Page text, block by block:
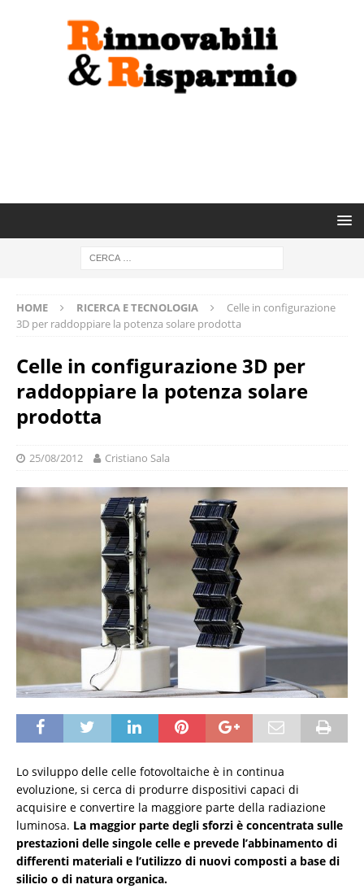
HOME RICERCA E TECNOLOGIA
Celle in configurazione
3D per raddoppiare la potenza solare prodotta
Celle in configurazione 3D per
raddoppiare la potenza solare
prodotta
25/08/2012 Cristiano Sala
Lo sviluppo delle celle fotovoltaiche è in continua
evoluzione, si cerca di produrre dispositivi capaci di
acquisire e convertire la maggiore parte della radiazione
luminosa. La maggior parte degli sforzi è concentrata sulle
prestazioni delle singole celle e prevede l’abbinamento di
differenti materiali e l’utilizzo di nuovi composti a base di
silicio o di natura organica.